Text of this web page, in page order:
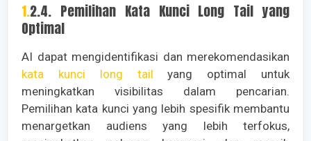
1.2.4. Pemilihan Kata Kunci Long Tail yang
Optimal
AI dapat mengidentifikasi dan merekomendasikan
kata kunci long tail yang optimal untuk
meningkatkan visibilitas dalam pencarian.
Pemilihan kata kunci yang lebih spesifik membantu
menargetkan audiens yang lebih terfokus,